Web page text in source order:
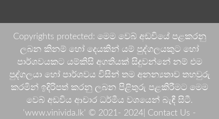
Copyrights protected: මෙම වෙබ් අඩවියේ පළකරනු
ලබන කිනම් හෝ දෙයකින් යම් පුද්ගලයකුට හෝ
පාර්ශවයකට යම්කිසි අගතියක් සිදුවන්නේ නම් එම
පුද්ගලයා හෝ පාර්ශවය විසින් තම අනන්‍යතාව තහවුරු
කරමින් ඉදිරිපත් කරනු ලබන පිළිතුරු පළකිරීමට මෙම
වෙබ් අඩවිය ආචාර ධර්මීය වශයෙන් බැඳී සිටී.
'www.vinivida.lk' © 2021- 2024| Contact Us -